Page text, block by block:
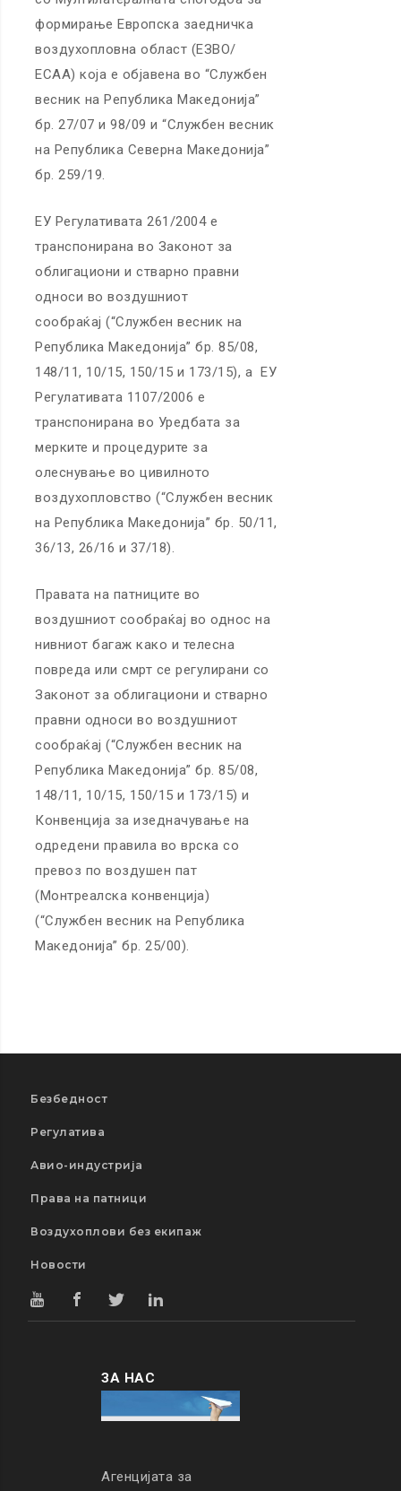
формирање Европска заедничка
воздухопловна област (ЕЗВО/
ЕСАА) која е објавена во “Службен
весник на Република Македонија”
бр. 27/07 и 98/09 и “Службен весник
на Република Северна Македонија”
бр. 259/19.
ЕУ Регулативата 261/2004 е
транспонирана во Законот за
облигациони и стварно правни
односи во воздушниот
сообраќај (“Службен весник на
Република Македонија” бр. 85/08,
148/11, 10/15, 150/15 и 173/15), а ЕУ
Регулативата 1107/2006 е
транспонирана во Уредбата за
мерките и процедурите за
олеснување во цивилното
воздухопловство (“Службен весник
на Република Македонија” бр. 50/11,
36/13, 26/16 и 37/18).
Правата на патниците во
воздушниот сообраќај во однос на
нивниот багаж како и телесна
повреда или смрт се регулирани со
Законот за облигациони и стварно
правни односи во воздушниот
сообраќај (“Службен весник на
Република Македонија” бр. 85/08,
148/11, 10/15, 150/15 и 173/15) и
Конвенција за изедначување на
одредени правила во врска со
превоз по воздушен пат
(Монтреалска конвенција)
(“Службен весник на Република
Македонија” бр. 25/00).
Безбедност
Регулатива
Авио-индустрија
Права на патници
Воздухоплови без екипаж
Новости
ЗА НАС
Агенцијата за